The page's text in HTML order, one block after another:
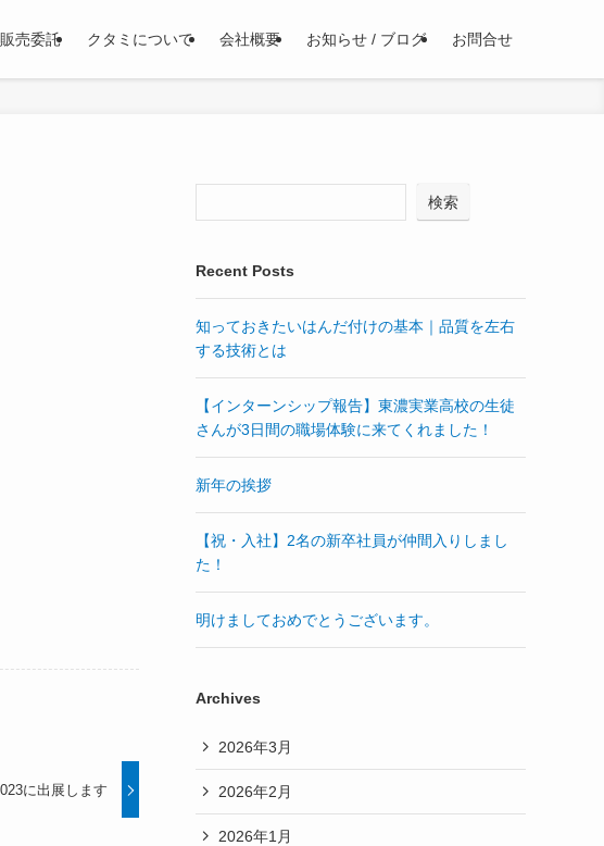
売委託 クタミについて 会社概要 お知らせ / ブログ お問合せ
に出展します
検索
Recent Posts
知っておきたいはんだ付けの基本｜品質を左右
する技術とは
【インターンシップ報告】東濃実業高校の生徒
さんが3日間の職場体験に来てくれました！
新年の挨拶
【祝・入社】2名の新卒社員が仲間入りしまし
た！
明けましておめでとうございます。
Archives
2026年3月
2026年2月
2026年1月